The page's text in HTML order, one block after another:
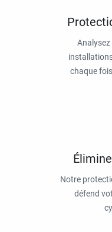
Analysez
chaque
Notre
défend